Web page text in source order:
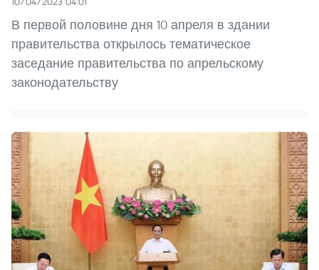
В первой половине дня 10 апреля в здании
правительства открылось тематическое
заседание правительства по апрельскому
законодательству